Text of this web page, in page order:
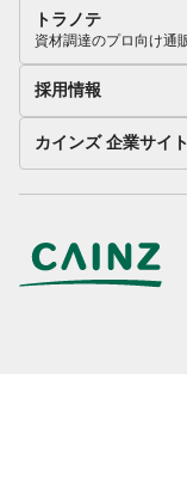
トラノテ
資材調達のプロ向け通
採用情報
カインズ 企業サイト